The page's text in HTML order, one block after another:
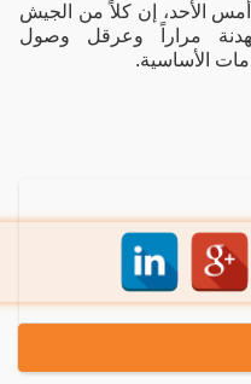
أمس الأحد، إن كلاً من الجيش
مراراً وعرقل وصول
الأساسية.